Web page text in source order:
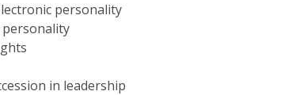
personality
in leadership